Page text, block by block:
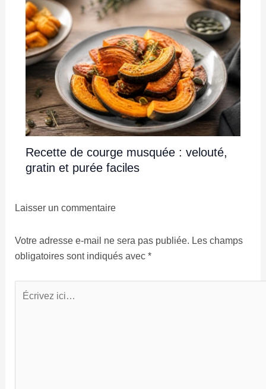
Recette de courge musquée : velouté,
gratin et purée faciles
Laisser un commentaire
Votre adresse e-mail ne sera pas publiée. Les champs
obligatoires sont indiqués avec *